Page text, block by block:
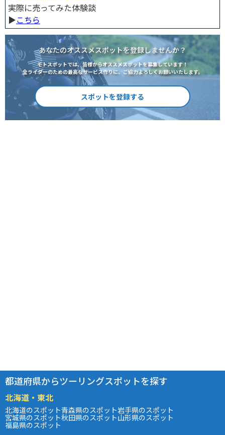
実際に売ってみた体験談
▶︎こちら
あなたのオススメスポットを登録しませんか？
モトスポットでは、皆様からオススメスポットを募集しています！
全ライダーのための最高なサービス作りに、ご協力よろしくお願いいたします。
スポットを登録する
都道府県からツーリングスポットを探す
北海道・東北
北海道のスポット青森県のスポット岩手県のスポット
宮城県のスポット秋田県のスポット山形県のスポット
福島県のスポット